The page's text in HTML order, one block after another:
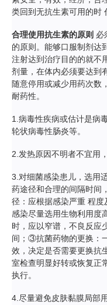
类回到无抗生素可用的时
合理使用抗生素的原则 必
的原则。能够口服制剂达
注射达到治疗目的的就不
剂量，在体内必须要达到
随意停用或减少用药次数
耐药性。
1.病毒性疾病或估计是病
轮状病毒性肠炎等。
2.发热原因不明者不宜用
3.对细菌感染患儿，选用
药途径和合理的间隔时间
径：应根据感染严重 程
感染尽量选用生物利用度
时，应以窄谱，不良反应
间；③抗菌药物的更换：
效，决定是否需要更换抗
室检查明显好转或恢复正
执行。
4.尽量避免皮肤黏膜局部